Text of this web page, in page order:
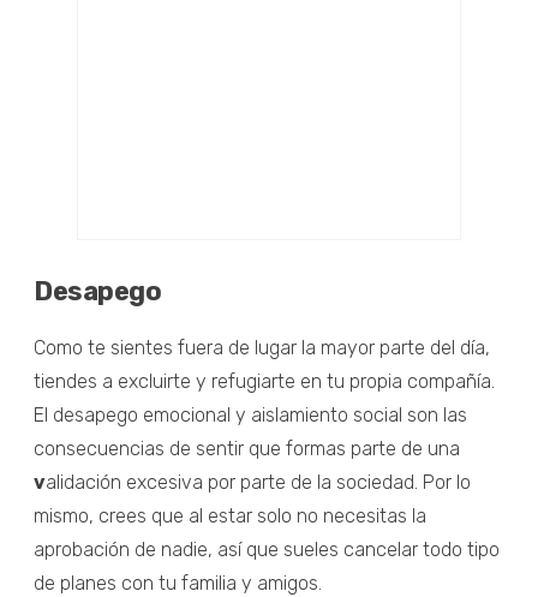
Desapego
Como te sientes fuera de lugar la mayor parte del día,
tiendes a excluirte y refugiarte en tu propia compañía.
El desapego emocional y aislamiento social son las
consecuencias de sentir que formas parte de una
validación excesiva por parte de la sociedad. Por lo
mismo, crees que al estar solo no necesitas la
aprobación de nadie, así que sueles cancelar todo tipo
de planes con tu familia y amigos.